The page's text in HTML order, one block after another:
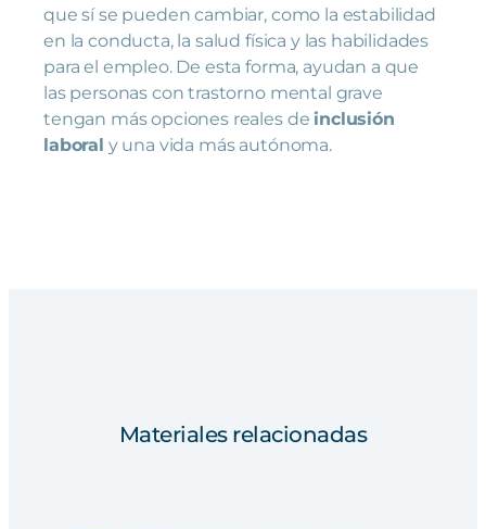
que sí se pueden cambiar, como la estabilidad
en la conducta, la salud física y las habilidades
para el empleo. De esta forma, ayudan a que
las personas con trastorno mental grave
tengan más opciones reales de inclusión
laboral y una vida más autónoma.
Materiales relacionadas